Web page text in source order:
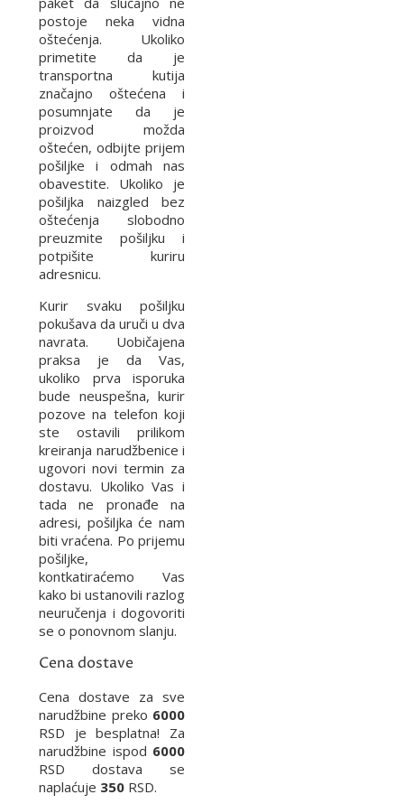
postoje neka vidna
oštećenja. Ukoliko
primetite da je
transportna kutija
značajno oštećena i
posumnjate da je
proizvod možda
oštećen, odbijte prijem
pošiljke i odmah nas
obavestite. Ukoliko je
pošiljka naizgled bez
oštećenja slobodno
preuzmite pošiljku i
potpišite kuriru
adresnicu.
Kurir svaku pošiljku
pokušava da uruči u dva
navrata. Uobičajena
praksa je da Vas,
ukoliko prva isporuka
bude neuspešna, kurir
pozove na telefon koji
ste ostavili prilikom
kreiranja narudžbenice i
ugovori novi termin za
dostavu. Ukoliko Vas i
tada ne pronađe na
adresi, pošiljka će nam
biti vraćena. Po prijemu
pošiljke,
kontkatiraćemo Vas
kako bi ustanovili razlog
neuručenja i dogovoriti
se o ponovnom slanju.
Cena dostave
Cena dostave za sve
narudžbine preko 6000
RSD je besplatna! Za
narudžbine ispod 6000
RSD dostava se
naplaćuje 350 RSD.